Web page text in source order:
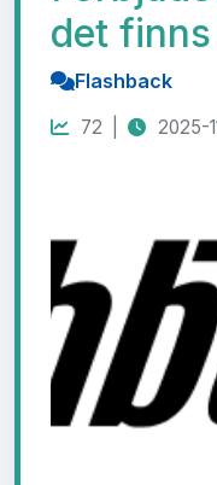
det
Flashback
72 | 2025-